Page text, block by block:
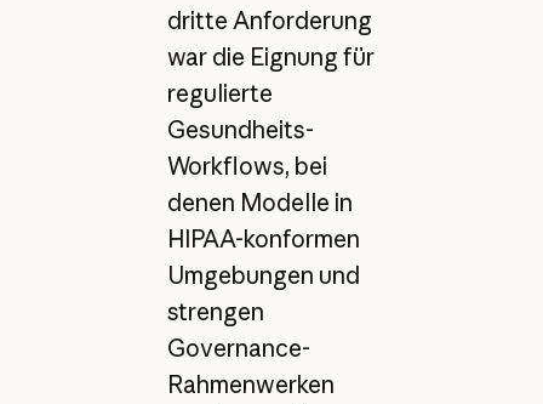
dritte Anforderung
war die Eignung für
regulierte
Gesundheits-
Workflows, bei
denen Modelle in
HIPAA-konformen
Umgebungen und
strengen
Governance-
Rahmenwerken